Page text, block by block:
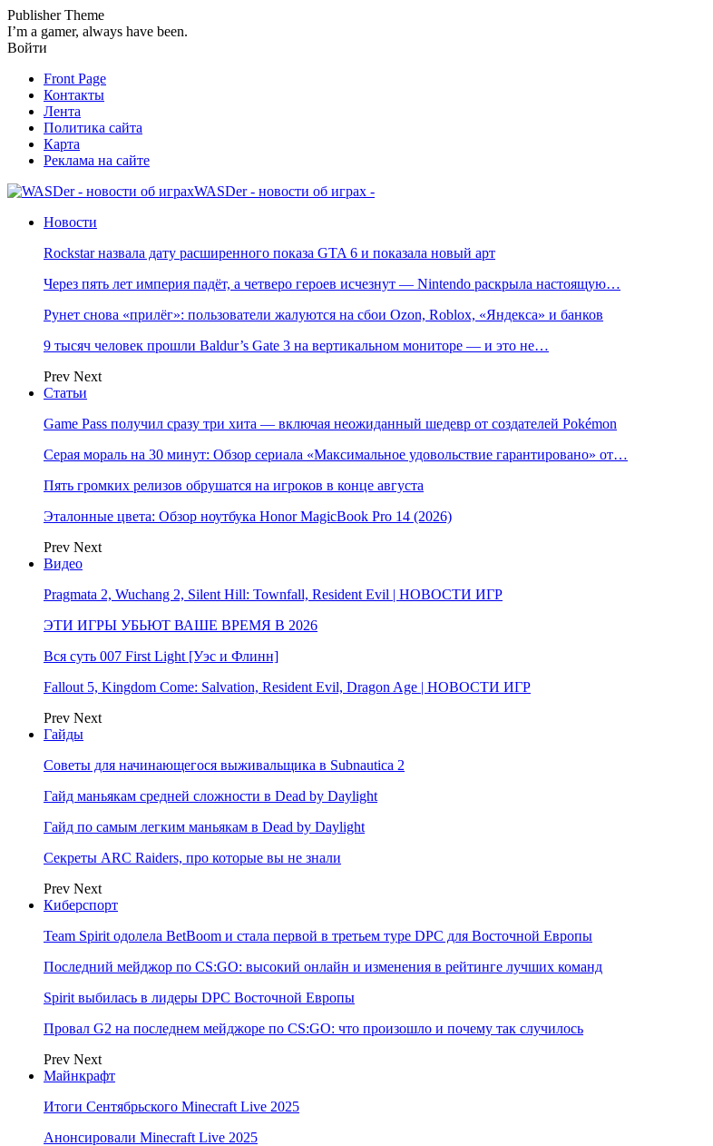
Publisher Theme
I’m a gamer, always have been.
Войти
Front Page
Контакты
Лента
Политика сайта
Карта
Реклама на сайте
WASDer - новости об играх -
Новости
Rockstar назвала дату расширенного показа GTA 6 и показала новый арт
Через пять лет империя падёт, а четверо героев исчезнут — Nintendo раскрыла настоящую…
Рунет снова «прилёг»: пользователи жалуются на сбои Ozon, Roblox, «Яндекса» и банков
9 тысяч человек прошли Baldur’s Gate 3 на вертикальном мониторе — и это не…
Prev Next
Статьи
Game Pass получил сразу три хита — включая неожиданный шедевр от создателей Pokémon
Серая мораль на 30 минут: Обзор сериала «Максимальное удовольствие гарантировано» от…
Пять громких релизов обрушатся на игроков в конце августа
Эталонные цвета: Обзор ноутбука Honor MagicBook Pro 14 (2026)
Prev Next
Видео
Pragmata 2, Wuchang 2, Silent Hill: Townfall, Resident Evil | НОВОСТИ ИГР
ЭТИ ИГРЫ УБЬЮТ ВАШЕ ВРЕМЯ В 2026
Вся суть 007 First Light [Уэс и Флинн]
Fallout 5, Kingdom Come: Salvation, Resident Evil, Dragon Age | НОВОСТИ ИГР
Prev Next
Гайды
Советы для начинающегося выживальщика в Subnautica 2
Гайд маньякам средней сложности в Dead by Daylight
Гайд по самым легким маньякам в Dead by Daylight
Секреты ARC Raiders, про которые вы не знали
Prev Next
Киберспорт
Team Spirit одолела BetBoom и стала первой в третьем туре DPC для Восточной Европы
Последний мейджор по CS:GO: высокий онлайн и изменения в рейтинге лучших команд
Spirit выбилась в лидеры DPC Восточной Европы
Провал G2 на последнем мейджоре по CS:GO: что произошло и почему так случилось
Prev Next
Майнкрафт
Итоги Сентябрьского Minecraft Live 2025
Анонсировали Minecraft Live 2025